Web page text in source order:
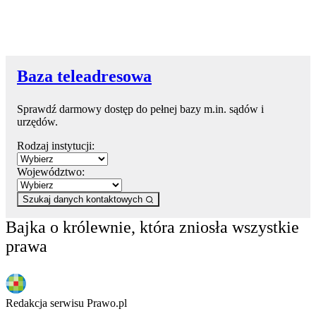
Baza teleadresowa
Sprawdź darmowy dostęp do pełnej bazy m.in. sądów i
urzędów.
Rodzaj instytucji:
Województwo:
Szukaj danych kontaktowych
Bajka o królewnie, która zniosła wszystkie
prawa
Redakcja serwisu Prawo.pl